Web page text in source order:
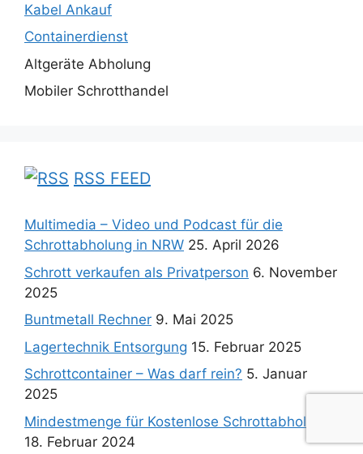
Kabel Ankauf
Containerdienst
Altgeräte Abholung
Mobiler Schrotthandel
RSS FEED
Multimedia – Video und Podcast für die
Schrottabholung in NRW 25. April 2026
Schrott verkaufen als Privatperson 6. November
2025
Buntmetall Rechner 9. Mai 2025
Lagertechnik Entsorgung 15. Februar 2025
Schrottcontainer – Was darf rein? 5. Januar
2025
Mindestmenge für Kostenlose Schrottabholung
18. Februar 2024